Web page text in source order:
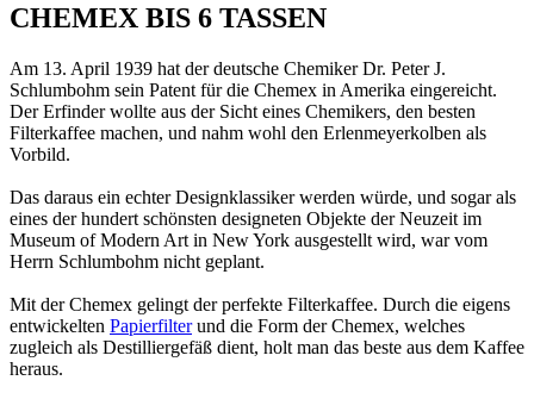
CHEMEX BIS 6 TASSEN
Am 13. April 1939 hat der deutsche Chemiker Dr. Peter J.
Schlumbohm sein Patent für die Chemex in Amerika eingereicht.
Der Erfinder wollte aus der Sicht eines Chemikers, den besten
Filterkaffee machen, und nahm wohl den Erlenmeyerkolben als
Vorbild.
Das daraus ein echter Designklassiker werden würde, und sogar als
eines der hundert schönsten designeten Objekte der Neuzeit im
Museum of Modern Art in New York ausgestellt wird, war vom
Herrn Schlumbohm nicht geplant.
Mit der Chemex gelingt der perfekte Filterkaffee. Durch die eigens
entwickelten Papierfilterund die Form der Chemex, welches
zugleich als Destilliergefäß dient, holt man das beste aus dem Kaffee
heraus.